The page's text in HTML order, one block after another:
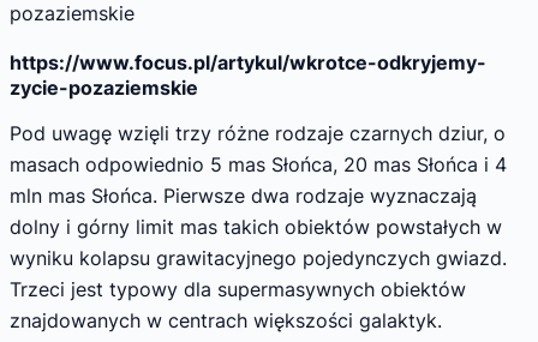
pozaziemskie
https://www.focus.pl/artykul/wkrotce-odkryjemy-
zycie-pozaziemskie
Pod uwagę wzięli trzy różne rodzaje czarnych dziur, o
masach odpowiednio 5 mas Słońca, 20 mas Słońca i 4
mln mas Słońca. Pierwsze dwa rodzaje wyznaczają
dolny i górny limit mas takich obiektów powstałych w
wyniku kolapsu grawitacyjnego pojedynczych gwiazd.
Trzeci jest typowy dla supermasywnych obiektów
znajdowanych w centrach większości galaktyk.